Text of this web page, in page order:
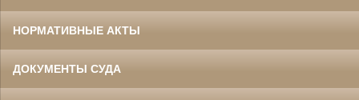
НОРМАТИВНЫЕ АКТЫ
ДОКУМЕНТЫ СУДА